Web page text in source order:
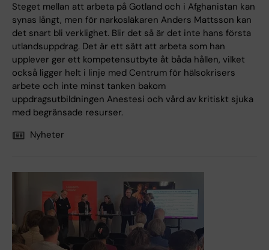
Steget mellan att arbeta på Gotland och i Afghanistan kan
synas långt, men för narkosläkaren Anders Mattsson kan
det snart bli verklighet. Blir det så är det inte hans första
utlandsuppdrag. Det är ett sätt att arbeta som han
upplever ger ett kompetensutbyte åt båda hållen, vilket
också ligger helt i linje med Centrum för hälsokrisers
arbete och inte minst tanken bakom
uppdragsutbildningen Anestesi och vård av kritiskt sjuka
med begränsade resurser.
Nyheter